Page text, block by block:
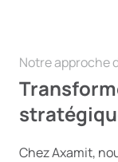
Notre approche
Chez Axamit,